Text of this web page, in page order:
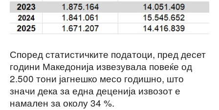
Според статистичките податоци, пред десет
години Македонија извезувала повеќе од
2.500 тони јагнешко месо годишно, што
значи дека за една деценија извозот е
намален за околу 34 %.